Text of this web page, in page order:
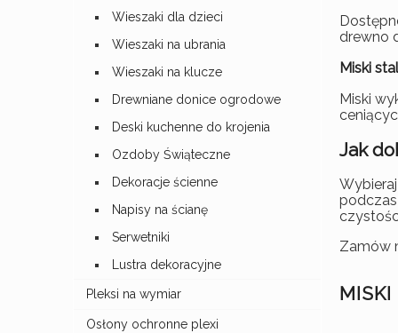
Wieszaki dla dzieci
Wieszaki na ubrania
Wieszaki na klucze
Drewniane donice ogrodowe
Deski kuchenne do krojenia
Ozdoby Świąteczne
Dekoracje ścienne
Napisy na ścianę
Serwetniki
Lustra dekoracyjne
Pleksi na wymiar
Osłony ochronne plexi
drewno
Miski
Miski
Jak
podczas
Zamów
MISKI